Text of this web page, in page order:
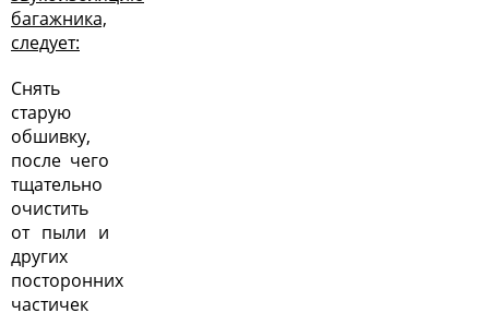
багажника,
следует:
Снять
старую
обшивку,
после чего
тщательно
очистить
от пыли и
других
посторонних
частичек